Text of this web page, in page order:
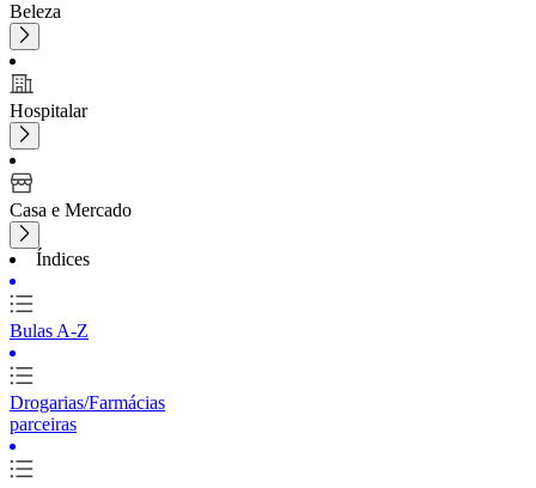
Beleza
Hospitalar
Casa e Mercado
Índices
Bulas A-Z
Drogarias/Farmácias
parceiras